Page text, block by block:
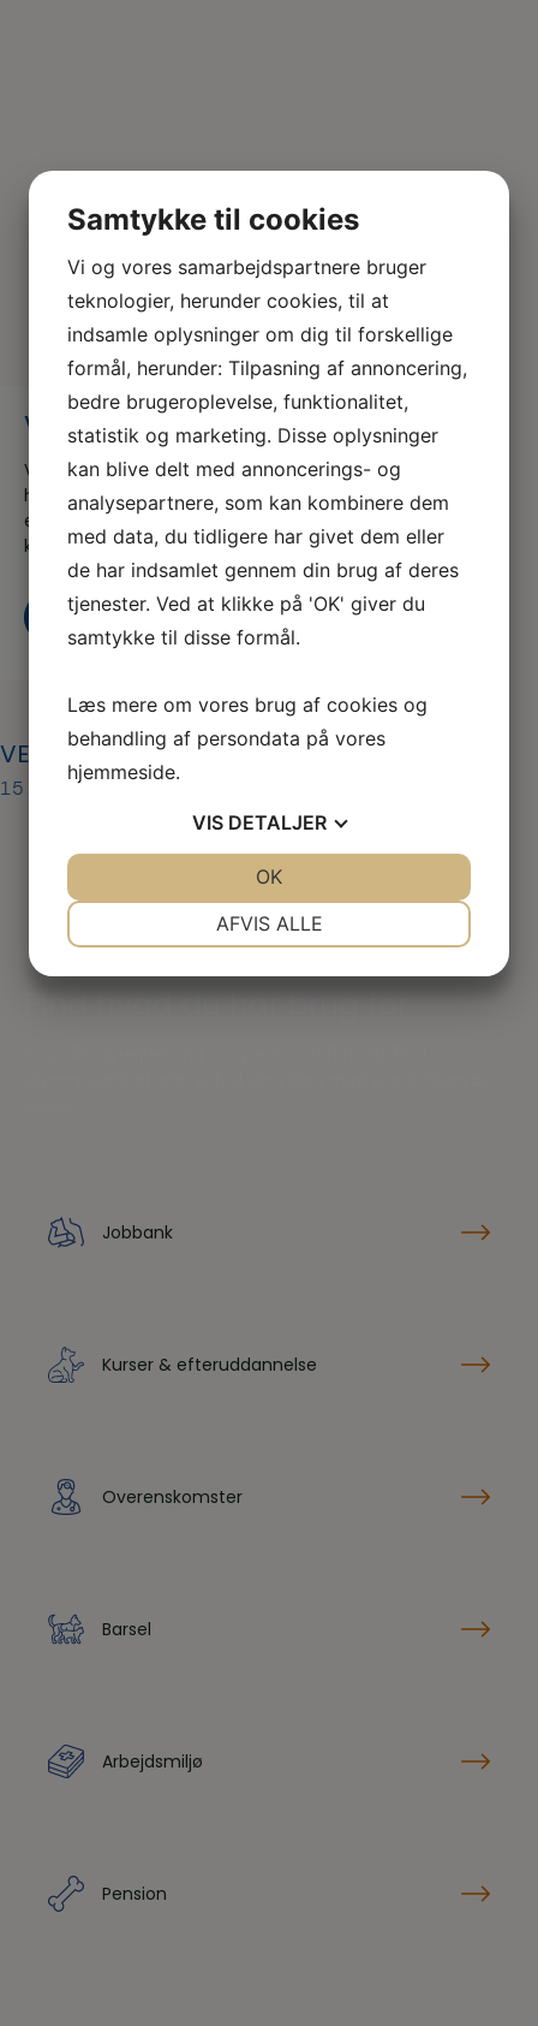
VET-04–FAQ-Opsigelsesvarsler
Vi er en del af serviceforbundet og er til for at
hjælpe dig når du er i tvivl, skal skal godt videre
eller søger nyt, både som din fagforening og A-
kasse
Kontakt os Bliv medlem i dag
VET-04–FAQ-Opsigelsesvarsler
15. aug 2019
Find hvad du har brug for
Jobbank
Kurser & efteruddannelse
Overenskomster
Barsel
Arbejdsmiljø
Pension
Samtykke til cookies
Vi og vores samarbejdspartnere bruger
teknologier, herunder cookies, til at
indsamle oplysninger om dig til forskellige
formål, herunder: Tilpasning af annoncering,
bedre brugeroplevelse, funktionalitet,
statistik og marketing. Disse oplysninger
kan blive delt med annoncerings- og
analysepartnere, som kan kombinere dem
med data, du tidligere har givet dem eller
de har indsamlet gennem din brug af deres
tjenester. Ved at klikke på 'OK' giver du
samtykke til disse formål.
Læs mere om vores brug af cookies og
behandling af persondata på vores
hjemmeside.
VIS DETALJER
AFVIS ALLE
OK